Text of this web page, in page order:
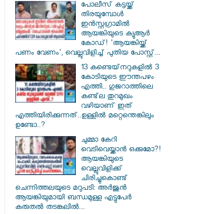
പോലീസ് കട്ടയ്ക്ക്
തിരയുമ്പോൾ
ഇൻസ്റ്റഗ്രാമിൽ
ആയങ്കിയുടെ ക്യുആർ
കോഡ്! 'ആയങ്കിയ്ക്ക്
പണം വേണം', വെല്ലുവിളിച്ച് പുതിയ പോസ്റ്റ്...
13 കണ്ടെയ്‌നറുകളിൽ 3
കോടിയുടെ ഈന്തപഴം
എത്തി.. ഗുജറാത്തിലെ
കണ്ട്‌ല തുറമുഖം
വഴിയാണ് ഇത്
എത്തിയിരിക്കുന്നത്..ഉള്ളിൽ മറ്റെന്തെങ്കിലും
ഉണ്ടോ..?
ചുമ്മാ കേറി
വെടിവെയ്ക്കാൻ ഒക്കുമോ?!
ആയങ്കിയുടെ
വെല്ലുവിളിക്ക്
ചിരിച്ചുകൊണ്ട്
ചെന്നിത്തലയുടെ മറുപടി: അർജുൻ
ആയങ്കിയുമായി ബന്ധമുള്ള എട്ടുപേർ
കരുതൽ തടങ്കലിൽ...